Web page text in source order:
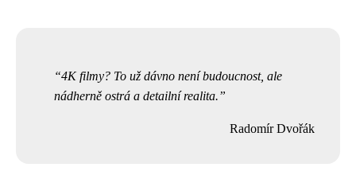
4K filmy? To už dávno není budoucnost, ale
nádherně ostrá a detailní realita.
Radomír Dvořák